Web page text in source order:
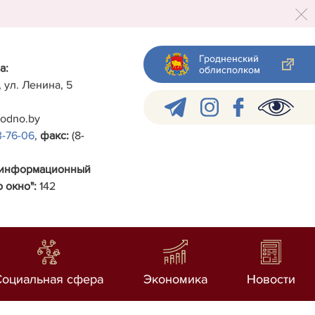
ул. Ленина, 5
76-06, факс: (8-
окно": 142
Гродненский
облисполком
сфера Экономика Новости